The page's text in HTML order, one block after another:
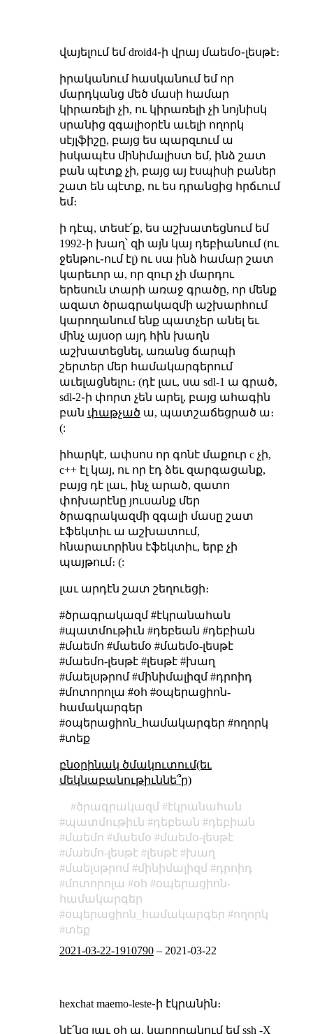
վայելում եմ droid4֊ի վրայ մաեմօ֊լեսթէ։
իրականում հասկանում եմ որ
մարդկանց մեծ մասի համար
կիրառելի չի, ու կիրառելի չի նոյնիսկ
սրանից զգալիօրէն աւելի ողորկ
սէյլֆիշը, բայց ես պարզւում ա
իսկապէս մինիմալիստ եմ, ինձ շատ
բան պէտք չի, բայց այ էսպիսի բաներ
շատ են պէտք, ու ես դրանցից հրճւում
եմ։
ի դէպ, տեսէ՛ք, ես աշխատեցնում եմ
1992֊ի խաղ՝ զի այն կայ դեբիանում (ու
ջենթու֊ում էլ) ու սա ինձ համար շատ
կարեւոր ա, որ զուր չի մարդու
երեսուն տարի առաջ գրածը, որ մենք
ազատ ծրագրակազմի աշխարհում
կարողանում ենք պատչեր անել եւ
մինչ այսօր այդ հին խաղն
աշխատեցնել, առանց ճարպի
շերտեր մեր համակարգերում
աւելացնելու։ (դէ լաւ, սա sdl-1 ա գրած,
sdl-2֊ի փորտ չեն արել, բայց ահագին
բան փաթչած ա, պատշաճեցրած ա։
(:
իհարկէ, ափսոս որ գոնէ մաքուր c չի,
c++ էլ կայ, ու որ էդ ձեւ զարգացանք,
բայց դէ լաւ, ինչ արած, զատո
փոխարէնը յուսանք մեր
ծրագրակազմի զգալի մասը շատ
էֆեկտիւ ա աշխատում,
հնարաւորինս էֆեկտիւ, երբ չի
պայթում։ (:
լաւ արդէն շատ շեղուեցի։
#ծրագրակազմ #էկրանահան
#պատմութիւն #դեբեան #դեբիան
#մաեմո #մաեմօ #մաեմօ-լեսթէ
#մաեմո-լեսթէ #լեսթէ #խաղ
#մաելսթրոմ #մինիմալիզմ #դրոիդ
#մոտորոլա #օհ #օպերացիոն-
համակարգեր
#օպերացիոն_համակարգեր #ողորկ
#տեք
բնօրինակ ծմակուտում(եւ
մեկնաբանութիւննե՞ր)
ծրագրակազմ
էկրանահան
պատմութիւն
դեբեան
դեբիան
մաեմո
մաեմօ
մաեմօ-լեսթէ
մաեմո-լեսթէ
լեսթէ
խաղ
մաելսթրոմ
մինիմալիզմ
դրոիդ
մոտորոլա
օհ
օպերացիոն-
համակարգեր
օպերացիոն_համակարգեր
ողորկ
տեք
2021-03-22-1910790– 2021-03-22
hexchat maemo-leste֊ի էկրանին։
նէ՛նց լաւ օհ ա, կարողանում եմ ssh -X